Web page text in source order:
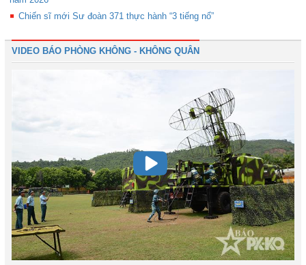
Chiến sĩ mới Sư đoàn 371 thực hành “3 tiếng nổ”
VIDEO BÁO PHÒNG KHÔNG - KHÔNG QUÂN